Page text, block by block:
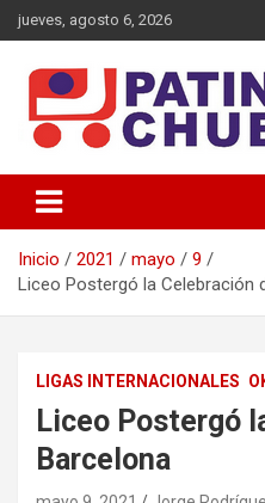
jueves, agosto 6, 2026
Patines y
Inicio 2021 mayo
9
Liceo Postergó la Celebración
LIGAS INTERNACIONALES
Liceo Postergó
Barcelona